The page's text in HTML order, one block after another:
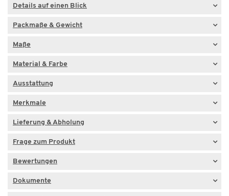
Details auf einen Blick
Packmaße & Gewicht
Maße
Material & Farbe
Ausstattung
Merkmale
Lieferung & Abholung
Frage zum Produkt
Bewertungen
Dokumente